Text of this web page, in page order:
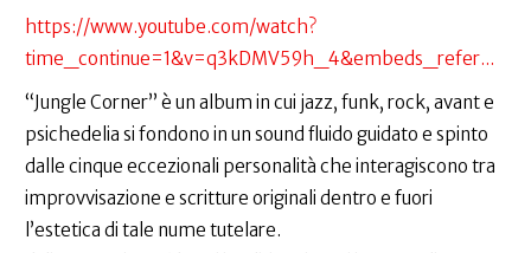
https://www.youtube.com/watch?
time_continue=1&v=q3kDMV59h_4&embeds_refer...
“Jungle Corner” è un album in cui jazz, funk, rock, avant e
psichedelia si fondono in un sound fluido guidato e spinto
dalle cinque eccezionali personalità che interagiscono tra
improvvisazione e scritture originali dentro e fuori
l’estetica di tale nume tutelare.